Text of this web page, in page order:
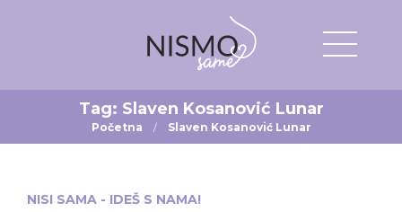
Tag: Slaven Kosanović Lunar
Početna Slaven Kosanović Lunar
NISI SAMA - IDEŠ S NAMA!